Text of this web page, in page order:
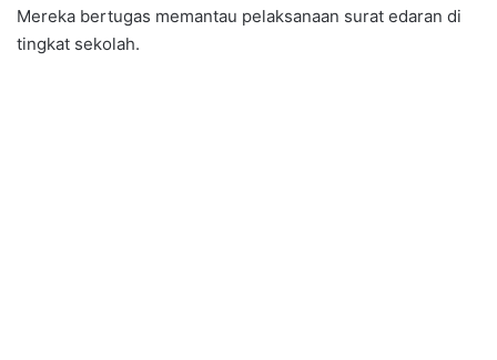
Mereka bertugas memantau pelaksanaan surat edaran di
tingkat sekolah.